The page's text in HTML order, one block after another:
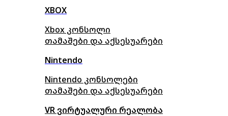
XBOX
Xbox კონსოლი
თამაშები და აქსესუარები
Nintendo
Nintendo კონსოლები
თამაშები და აქსესუარები
VR ვირტუალური რეალობა